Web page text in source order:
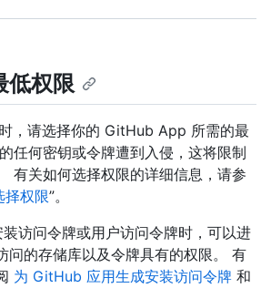
低权限
，请选择你的 GitHub App 所需的最
任何密钥或令牌遭到入侵，这将限制
有关如何选择权限的详细信息，请参
择权限”。
访问令牌或用户访问令牌时，可以进
问的存储库以及令牌具有的权限。 有
为 GitHub 应用生成安装访问令牌 和